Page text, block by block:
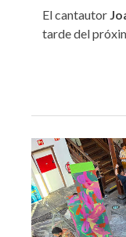
El cantautor
tarde del